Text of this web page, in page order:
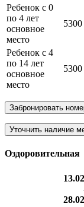
Ребенок с 0
по 4 лет
основное
место
5300
Ребенок с 4
по 14 лет
основное
место
5300
Забронировать
Уточнить наличие
Оздоровительная